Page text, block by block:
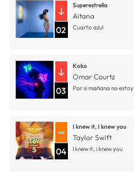
02
Superestrella
Aitana
Cuarto azul
03
Koko
Omar Courtz
Por si mañana no estoy
04
I knew it, I knew you
Taylor Swift
I knew it, i knew you